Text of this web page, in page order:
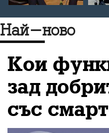
си за
столицата
Най-ново
Кои
зад
със